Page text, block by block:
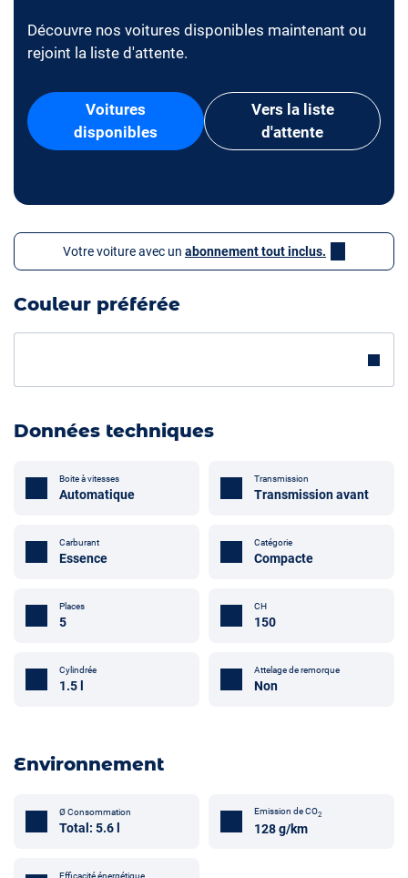
Découvre nos voitures disponibles maintenant ou
rejoint la liste d'attente.
Voitures
disponibles
Vers la liste
d'attente
Votre voiture avec un abonnement tout inclus.
Couleur préférée
Données techniques
Boite à vitesses
Automatique
Transmission
Transmission avant
Carburant
Essence
Catégorie
Compacte
Places
5
CH
150
Cylindrée
1.5 l
Attelage de remorque
Non
Environnement
Ø Consommation
Total: 5.6 l
Emission de CO2
128 g/km
Efficacité énergétique